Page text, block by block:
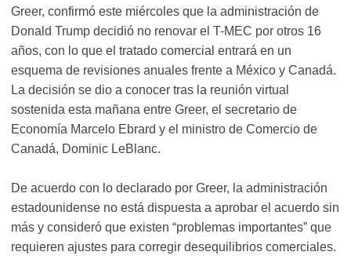
Greer, confirmó este miércoles que la administración de
Donald Trump decidió no renovar el T-MEC por otros 16
años, con lo que el tratado comercial entrará en un
esquema de revisiones anuales frente a México y Canadá.
La decisión se dio a conocer tras la reunión virtual
sostenida esta mañana entre Greer, el secretario de
Economía Marcelo Ebrard y el ministro de Comercio de
Canadá, Dominic LeBlanc.
De acuerdo con lo declarado por Greer, la administración
estadounidense no está dispuesta a aprobar el acuerdo sin
más y consideró que existen “problemas importantes” que
requieren ajustes para corregir desequilibrios comerciales.